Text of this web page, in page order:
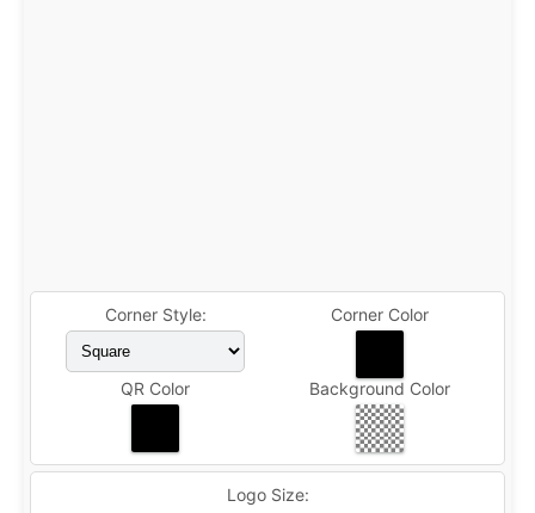
Corner Style: Corner Color
QR Color Background Color
Logo Size: